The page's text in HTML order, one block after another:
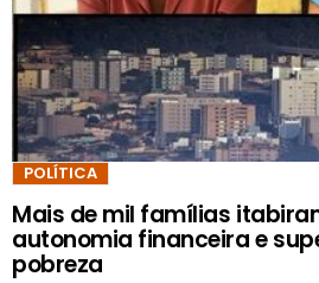
POLÍTICA
Mais de mil famílias
autonomia financeira e
pobreza